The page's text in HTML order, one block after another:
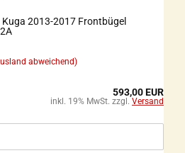
2013-2017 Frontbügel
abweichend)
593,00 EUR
inkl. 19% MwSt. zzgl. Versand